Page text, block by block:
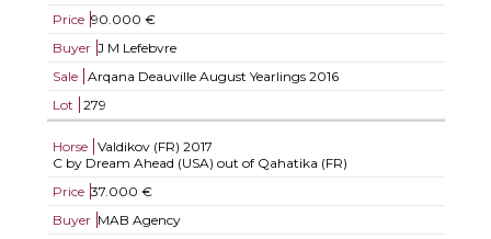
Price 90.000 €
Buyer J M Lefebvre
Sale
Arqana Deauville August Yearlings 2016
Lot
279
Horse Valdikov (FR) 2017
C by Dream Ahead (USA) out of Qahatika (FR)
Price 37.000 €
Buyer MAB Agency